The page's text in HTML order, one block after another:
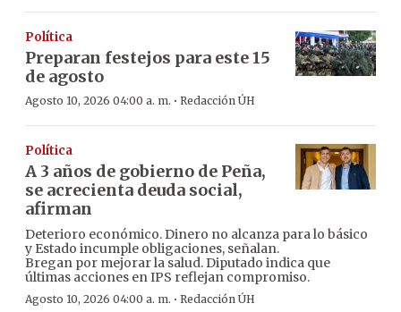
Política
Preparan festejos para este 15
de agosto
Agosto 10, 2026 04:00 a. m. · Redacción ÚH
Política
A 3 años de gobierno de Peña,
se acrecienta deuda social,
afirman
Deterioro económico. Dinero no alcanza para lo básico
y Estado incumple obligaciones, señalan.
Bregan por mejorar la salud. Diputado indica que
últimas acciones en IPS reflejan compromiso.
Agosto 10, 2026 04:00 a. m. · Redacción ÚH